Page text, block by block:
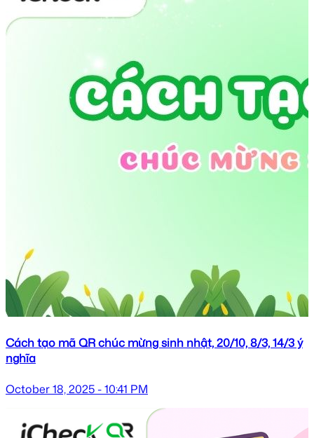
Cách tạo mã QR chúc mừng sinh nhật, 20/10, 8/3, 14/3 ý
nghĩa
October 18, 2025 - 10:41 PM